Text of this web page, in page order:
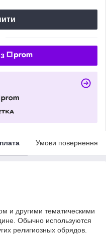
Умови повернення
и другими тематическими
Обычно используются
религиозных обрядов.